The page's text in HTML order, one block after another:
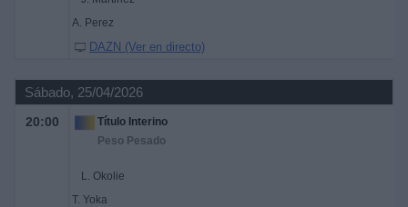
A. Perez
DAZN (Ver en directo)
Sábado, 25/04/2026
20:00
Título Interino
Peso Pesado
L. Okolie
T. Yoka